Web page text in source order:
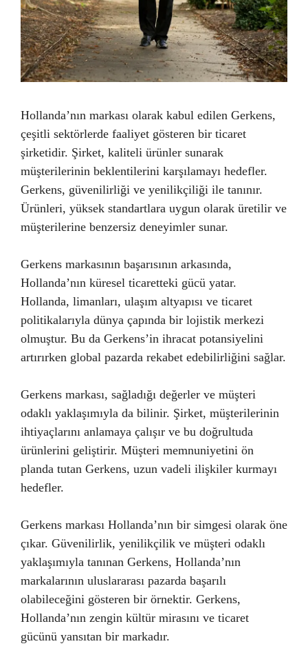
Hollanda’nın markası olarak kabul edilen Gerkens,
çeşitli sektörlerde faaliyet gösteren bir ticaret
şirketidir. Şirket, kaliteli ürünler sunarak
müşterilerinin beklentilerini karşılamayı hedefler.
Gerkens, güvenilirliği ve yenilikçiliği ile tanınır.
Ürünleri, yüksek standartlara uygun olarak üretilir ve
müşterilerine benzersiz deneyimler sunar.
Gerkens markasının başarısının arkasında,
Hollanda’nın küresel ticaretteki gücü yatar.
Hollanda, limanları, ulaşım altyapısı ve ticaret
politikalarıyla dünya çapında bir lojistik merkezi
olmuştur. Bu da Gerkens’in ihracat potansiyelini
artırırken global pazarda rekabet edebilirliğini sağlar.
Gerkens markası, sağladığı değerler ve müşteri
odaklı yaklaşımıyla da bilinir. Şirket, müşterilerinin
ihtiyaçlarını anlamaya çalışır ve bu doğrultuda
ürünlerini geliştirir. Müşteri memnuniyetini ön
planda tutan Gerkens, uzun vadeli ilişkiler kurmayı
hedefler.
Gerkens markası Hollanda’nın bir simgesi olarak öne
çıkar. Güvenilirlik, yenilikçilik ve müşteri odaklı
yaklaşımıyla tanınan Gerkens, Hollanda’nın
markalarının uluslararası pazarda başarılı
olabileceğini gösteren bir örnektir. Gerkens,
Hollanda’nın zengin kültür mirasını ve ticaret
gücünü yansıtan bir markadır.